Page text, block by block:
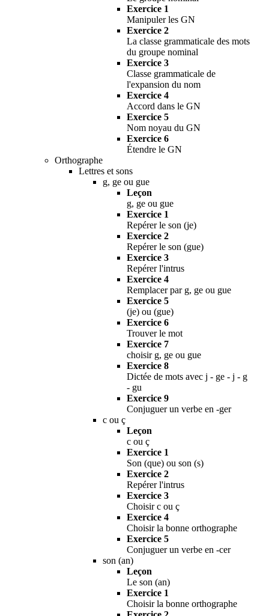
Exercice 1
Manipuler les GN
Exercice 2
La classe grammaticale des mots
du groupe nominal
Exercice 3
Classe grammaticale de
l'expansion du nom
Exercice 4
Accord dans le GN
Exercice 5
Nom noyau du GN
Exercice 6
Étendre le GN
Orthographe
Lettres et sons
g, ge ou gue
Leçon
g, ge ou gue
Exercice 1
Repérer le son (je)
Exercice 2
Repérer le son (gue)
Exercice 3
Repérer l'intrus
Exercice 4
Remplacer par g, ge ou gue
Exercice 5
(je) ou (gue)
Exercice 6
Trouver le mot
Exercice 7
choisir g, ge ou gue
Exercice 8
Dictée de mots avec j - ge - j - g
- gu
Exercice 9
Conjuguer un verbe en -ger
c ou ç
Leçon
c ou ç
Exercice 1
Son (que) ou son (s)
Exercice 2
Repérer l'intrus
Exercice 3
Choisir c ou ç
Exercice 4
Choisir la bonne orthographe
Exercice 5
Conjuguer un verbe en -cer
son (an)
Leçon
Le son (an)
Exercice 1
Choisir la bonne orthographe